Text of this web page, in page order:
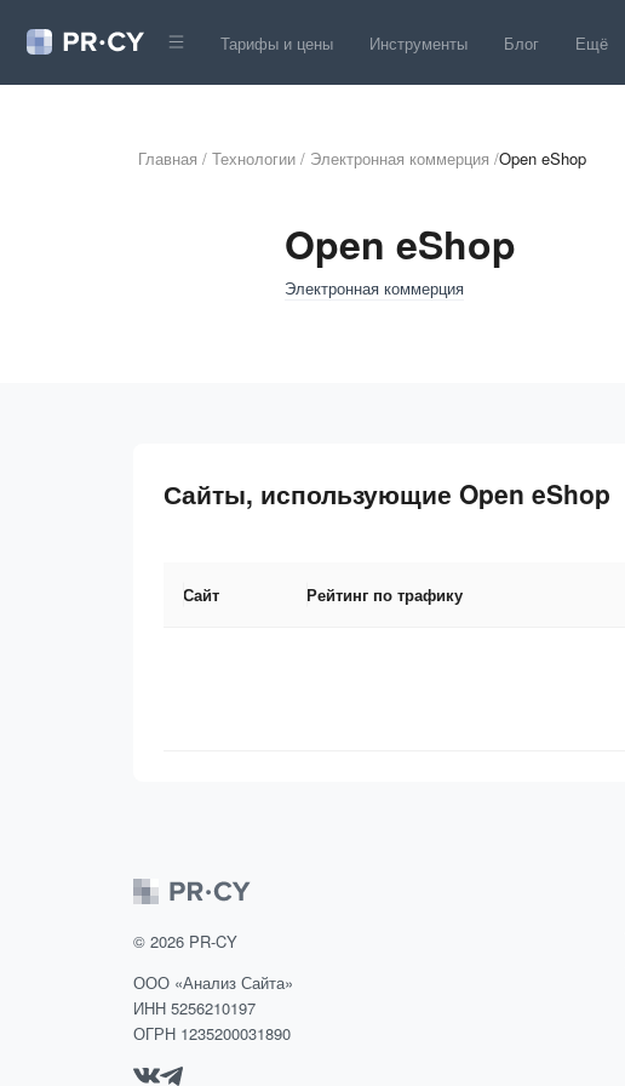
Тарифы и цены Инструменты Блог Ещё
Главная / Технологии / Электронная коммерция /Open eShop
Open eShop
Электронная коммерция
Сайты, использующие Open eShop
Сайт Рейтинг по трафику
© 2026 PR-CY
ООО «Анализ Сайта»
ИНН 5256210197
ОГРН 1235200031890